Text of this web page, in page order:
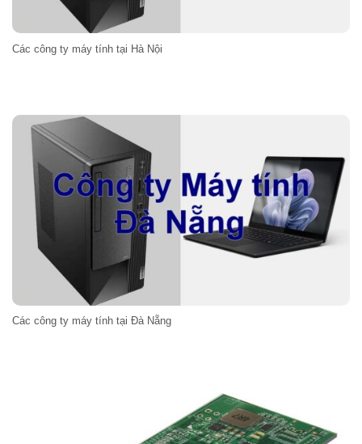
Các công ty máy tính tại Hà Nội
Các công ty máy tính tại Đà Nẵng